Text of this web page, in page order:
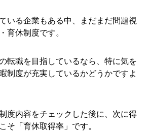
いる企業もある中、まだまだ問題視
育休制度です。
転職を目指しているなら、特に気を
制度が充実しているかどうかですよ
度内容をチェックした後に、次に得
そ「育休取得率」です。